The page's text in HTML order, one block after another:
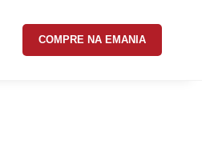
COMPRE NA EMANIA